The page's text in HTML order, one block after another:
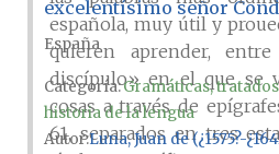
española, muy útil y
quieren aprender,
discípulo» en el que se
cosas a través de
61, separados en tres
excelentísimo señor
España
Categoría:Gramáticas,
historia de la lengua
AutorLuna, Juan de (¿1575?-